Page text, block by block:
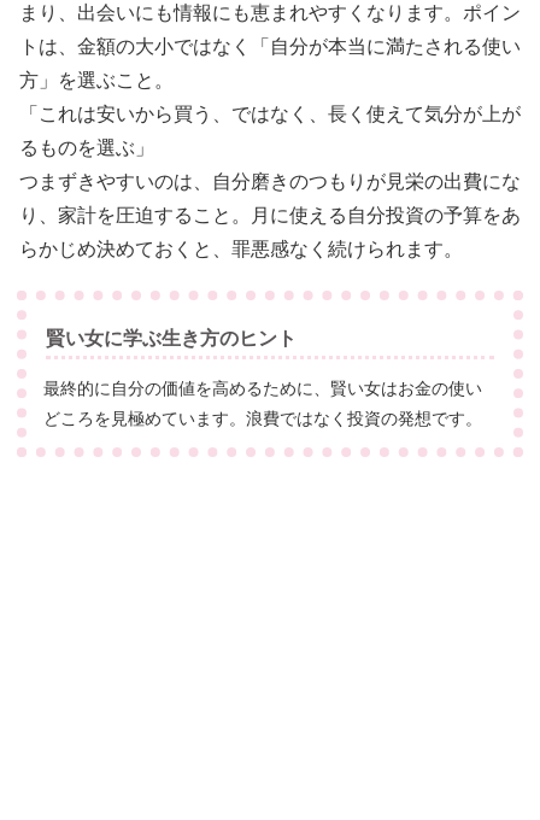
まり、出会いにも情報にも恵まれやすくなります。ポイン
トは、金額の大小ではなく「自分が本当に満たされる使い
方」を選ぶこと。
「これは安いから買う、ではなく、長く使えて気分が上が
るものを選ぶ」
つまずきやすいのは、自分磨きのつもりが見栄の出費にな
り、家計を圧迫すること。月に使える自分投資の予算をあ
らかじめ決めておくと、罪悪感なく続けられます。
賢い女に学ぶ生き方のヒント
最終的に自分の価値を高めるために、賢い女はお金の使い
どころを見極めています。浪費ではなく投資の発想です。